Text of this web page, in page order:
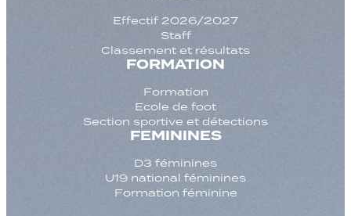
Effectif 2026/2027
Staff
Classement et résultats
FORMATION
Formation
Ecole de foot
Section sportive et détections
FEMININES
D3 féminines
U19 national féminines
Formation féminine